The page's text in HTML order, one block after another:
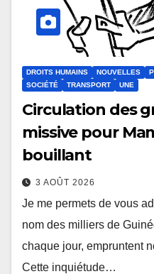
DROITS HUMAINS NOUVELLES
SOCIÉTÉ
TRANSPORT UNE
Circulation des
missive pour
bouillant
3 AOÛT 2026
Je me permets de vous
nom des milliers de
chaque jour, empruntent
Cette inquiétude…